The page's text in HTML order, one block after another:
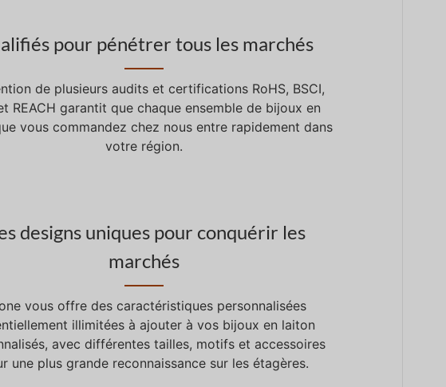
pour pénétrer tous les marchés
de plusieurs audits et certifications RoHS, BSCI,
REACH garantit que chaque ensemble de bijoux en
vous commandez chez nous entre rapidement dans
votre région.
designs uniques pour conquérir les
marchés
vous offre des caractéristiques personnalisées
illimitées à ajouter à vos bijoux en laiton
avec différentes tailles, motifs et accessoires
une plus grande reconnaissance sur les étagères.